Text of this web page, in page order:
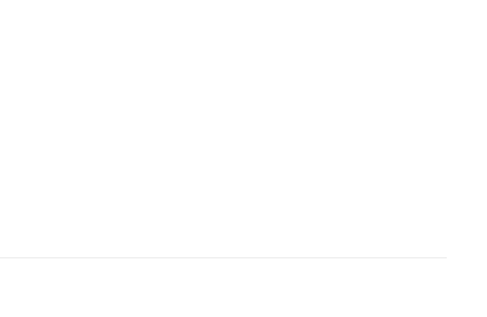
aan winkelwagen
voor Airtender toevoegen aan winkelwagen